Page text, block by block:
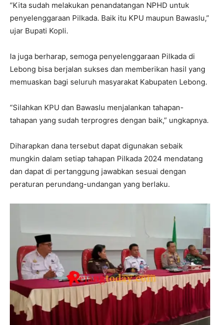
“Kita sudah melakukan penandatangan NPHD untuk
penyelenggaraan Pilkada. Baik itu KPU maupun Bawaslu,”
ujar Bupati Kopli.
Ia juga berharap, semoga penyelenggaraan Pilkada di
Lebong bisa berjalan sukses dan memberikan hasil yang
memuaskan bagi seluruh masyarakat Kabupaten Lebong.
“Silahkan KPU dan Bawaslu menjalankan tahapan-
tahapan yang sudah terprogres dengan baik,” ungkapnya.
Diharapkan dana tersebut dapat digunakan sebaik
mungkin dalam setiap tahapan Pilkada 2024 mendatang
dan dapat di pertanggung jawabkan sesuai dengan
peraturan perundang-undangan yang berlaku.